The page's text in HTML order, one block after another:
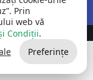
drepturile
Prin
web vă
Condiții.
Preferințe